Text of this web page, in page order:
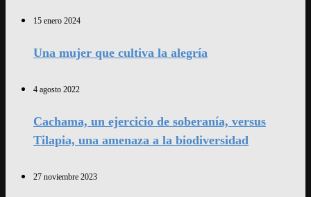
15 enero 2024
Una mujer que cultiva la alegría
4 agosto 2022
Cachama, un ejercicio de soberanía, versus
Tilapia, una amenaza a la biodiversidad
27 noviembre 2023